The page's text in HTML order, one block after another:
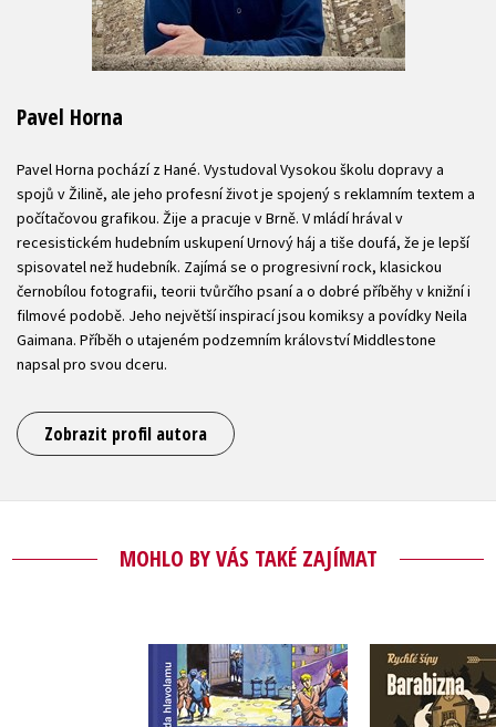
Pavel Horna
Pavel Horna pochází z Hané. Vystudoval Vysokou školu dopravy a
spojů v Žilině, ale jeho profesní život je spojený s reklamním textem a
počítačovou grafikou. Žije a pracuje v Brně. V mládí hrával v
recesistickém hudebním uskupení Urnový háj a tiše doufá, že je lepší
spisovatel než hudebník. Zajímá se o progresivní rock, klasickou
černobílou fotografii, teorii tvůrčího psaní a o dobré příběhy v knižní i
filmové podobě. Jeho největší inspirací jsou komiksy a povídky Neila
Gaimana. Příběh o utajeném podzemním království Middlestone
napsal pro svou dceru.
Zobrazit profil autora
MOHLO BY VÁS TAKÉ ZAJÍMAT
Záhada hlavolamu
(sběratelské vydání)